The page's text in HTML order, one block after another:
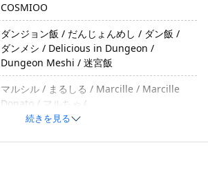
COSMIOO
ダンジョン飯 / だんじょんめし / ダン飯 /
ダンメシ / Delicious in Dungeon /
Dungeon Meshi / 迷宮飯
マルシル / まるしる / Marcille / Marcille
Donato / マルちゃん
い・ややツンデレ気質あり。」「衣装バー
続きを見る